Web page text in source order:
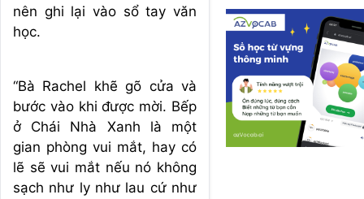
nên ghi lại vào sổ tay văn
học.
“Bà Rachel khẽ gõ cửa và
bước vào khi được mời. Bếp
ở Chái Nhà Xanh là một
gian phòng vui mắt, hay có
lẽ sẽ vui mắt nếu nó không
sạch như ly như lau cứ như